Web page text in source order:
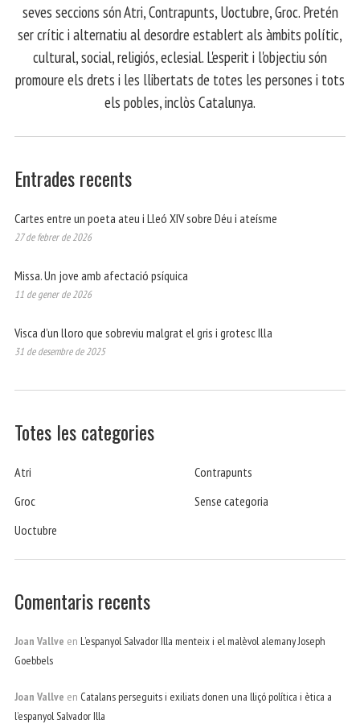
seves seccions són Atri, Contrapunts, Uoctubre, Groc. Pretén
ser crític i alternatiu al desordre establert als àmbits polític,
cultural, social, religiós, eclesial. L'esperit i l'objectiu són
promoure els drets i les llibertats de totes les persones i tots
els pobles, inclòs Catalunya.
Entrades recents
Cartes entre un poeta ateu i Lleó XIV sobre Déu i ateísme
27 de febrer de 2026
Missa. Un jove amb afectació psíquica
11 de gener de 2026
Visca d’un lloro que sobreviu malgrat el gris i grotesc Illa
31 de desembre de 2025
Totes les categories
Atri
Contrapunts
Groc
Sense categoria
Uoctubre
Comentaris recents
Joan Vallve en L’espanyol Salvador Illa menteix i el malèvol alemany Joseph
Goebbels
Joan Vallve en Catalans perseguits i exiliats donen una lliçó política i ètica a
l’espanyol Salvador Illa